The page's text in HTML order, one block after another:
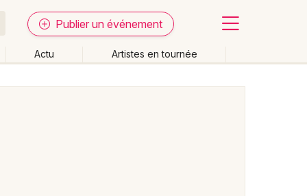
Publier un événement
Actu Artistes en tournée